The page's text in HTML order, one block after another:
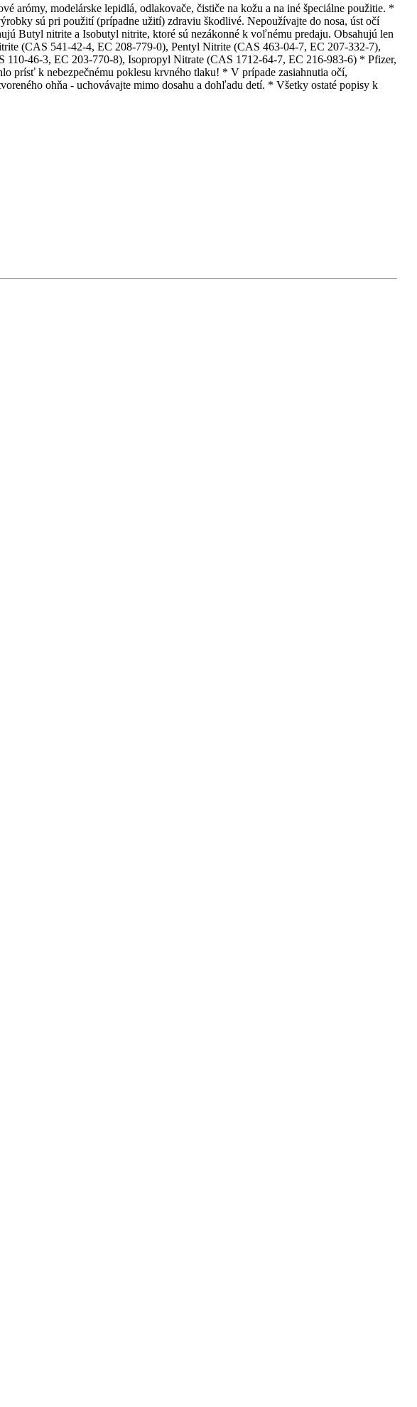
arómy, modelárske lepidlá, odlakovače, čističe na kožu a na iné špeciálne použitie. *
sú pri použití (prípadne užití) zdraviu škodlivé. Nepoužívajte do nosa, úst očí
Butyl nitrite a Isobutyl nitrite, ktoré sú nezákonné k voľnému predaju. Obsahujú len
(CAS 541-42-4, EC 208-779-0), Pentyl Nitrite (CAS 463-04-7, EC 207-332-7),
46-3, EC 203-770-8), Isopropyl Nitrate (CAS 1712-64-7, EC 216-983-6) * Pfizer,
prísť k nebezpečnému poklesu krvného tlaku! * V prípade zasiahnutia očí,
ohňa - uchovávajte mimo dosahu a dohľadu detí. * Všetky ostaté popisy k